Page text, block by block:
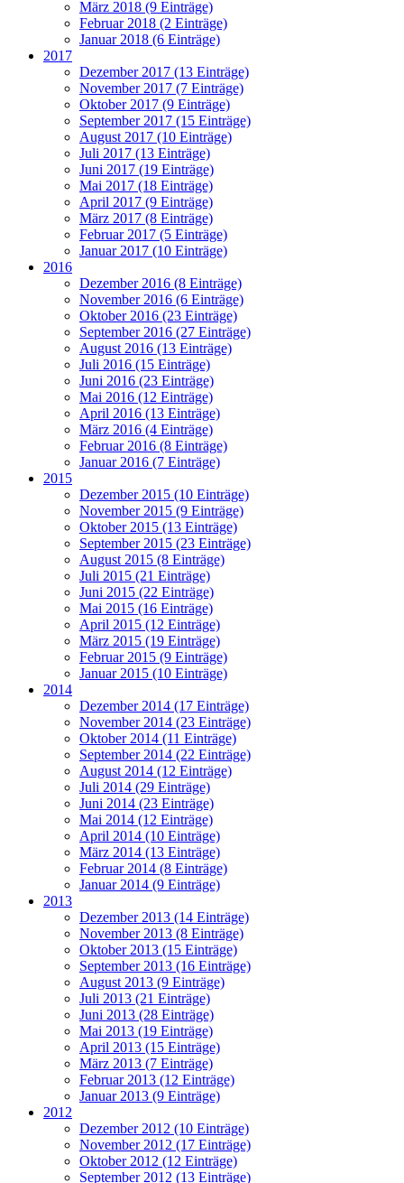
März 2018 (9 Einträge)
Februar 2018 (2 Einträge)
Januar 2018 (6 Einträge)
2017
Dezember 2017 (13 Einträge)
November 2017 (7 Einträge)
Oktober 2017 (9 Einträge)
September 2017 (15 Einträge)
August 2017 (10 Einträge)
Juli 2017 (13 Einträge)
Juni 2017 (19 Einträge)
Mai 2017 (18 Einträge)
April 2017 (9 Einträge)
März 2017 (8 Einträge)
Februar 2017 (5 Einträge)
Januar 2017 (10 Einträge)
2016
Dezember 2016 (8 Einträge)
November 2016 (6 Einträge)
Oktober 2016 (23 Einträge)
September 2016 (27 Einträge)
August 2016 (13 Einträge)
Juli 2016 (15 Einträge)
Juni 2016 (23 Einträge)
Mai 2016 (12 Einträge)
April 2016 (13 Einträge)
März 2016 (4 Einträge)
Februar 2016 (8 Einträge)
Januar 2016 (7 Einträge)
2015
Dezember 2015 (10 Einträge)
November 2015 (9 Einträge)
Oktober 2015 (13 Einträge)
September 2015 (23 Einträge)
August 2015 (8 Einträge)
Juli 2015 (21 Einträge)
Juni 2015 (22 Einträge)
Mai 2015 (16 Einträge)
April 2015 (12 Einträge)
März 2015 (19 Einträge)
Februar 2015 (9 Einträge)
Januar 2015 (10 Einträge)
2014
Dezember 2014 (17 Einträge)
November 2014 (23 Einträge)
Oktober 2014 (11 Einträge)
September 2014 (22 Einträge)
August 2014 (12 Einträge)
Juli 2014 (29 Einträge)
Juni 2014 (23 Einträge)
Mai 2014 (12 Einträge)
April 2014 (10 Einträge)
März 2014 (13 Einträge)
Februar 2014 (8 Einträge)
Januar 2014 (9 Einträge)
2013
Dezember 2013 (14 Einträge)
November 2013 (8 Einträge)
Oktober 2013 (15 Einträge)
September 2013 (16 Einträge)
August 2013 (9 Einträge)
Juli 2013 (21 Einträge)
Juni 2013 (28 Einträge)
Mai 2013 (19 Einträge)
April 2013 (15 Einträge)
März 2013 (7 Einträge)
Februar 2013 (12 Einträge)
Januar 2013 (9 Einträge)
2012
Dezember 2012 (10 Einträge)
November 2012 (17 Einträge)
Oktober 2012 (12 Einträge)
September 2012 (13 Einträge)